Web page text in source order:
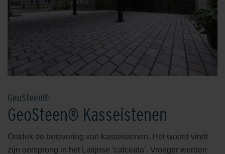
GeoSteen®
GeoSteen® Kasseistenen
Ontdek de betovering van kasseistenen. Het woord vindt
zijn oorsprong in het Latijnse ‘calceata’. Vroeger werden